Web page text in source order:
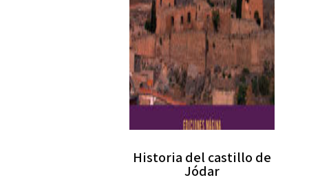
Historia del castillo de
Jódar